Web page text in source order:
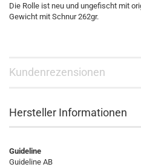
Die Rolle ist neu und ungefischt mit
Gewicht mit Schnur 262gr.
Kundenrezensionen
Hersteller Informationen
Guideline
Guideline AB